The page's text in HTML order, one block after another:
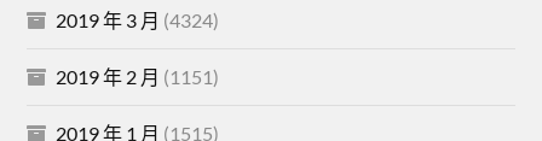
2019 年 3 月 (4324)
2019 年 2 月 (1151)
2019 年 1 月 (1515)